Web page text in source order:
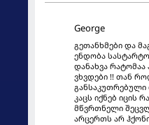
George
გეთანხმები და
ენდობა
დანახვა
ვხვდები !! თან
განსაკუთრებული
კაცს იქნებ იცის
მწვრთნელი
არცერთს არ